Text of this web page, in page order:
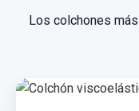
Los colchones